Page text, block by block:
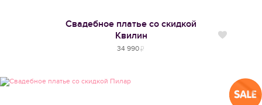
Свадебное платье со скидкой
Квилин
34 990